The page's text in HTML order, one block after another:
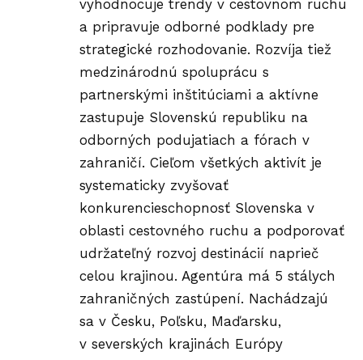
vyhodnocuje trendy v cestovnom ruchu
a pripravuje odborné podklady pre
strategické rozhodovanie. Rozvíja tiež
medzinárodnú spoluprácu s
partnerskými inštitúciami a aktívne
zastupuje Slovenskú republiku na
odborných podujatiach a fórach v
zahraničí. Cieľom všetkých aktivít je
systematicky zvyšovať
konkurencieschopnosť Slovenska v
oblasti cestovného ruchu a podporovať
udržateľný rozvoj destinácií naprieč
celou krajinou. Agentúra má 5 stálych
zahraničných zastúpení. Nachádzajú
sa v Česku, Poľsku, Maďarsku,
v severských krajinách Európy